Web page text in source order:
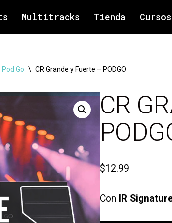
Multitracks Tienda Cursos
Pod Go \ CR Grande y Fuerte – PODGO
CR
$12.99
Con IR Signature